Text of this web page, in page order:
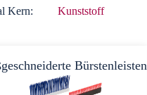
Kern:
Kunststoff
Bürstenleisten